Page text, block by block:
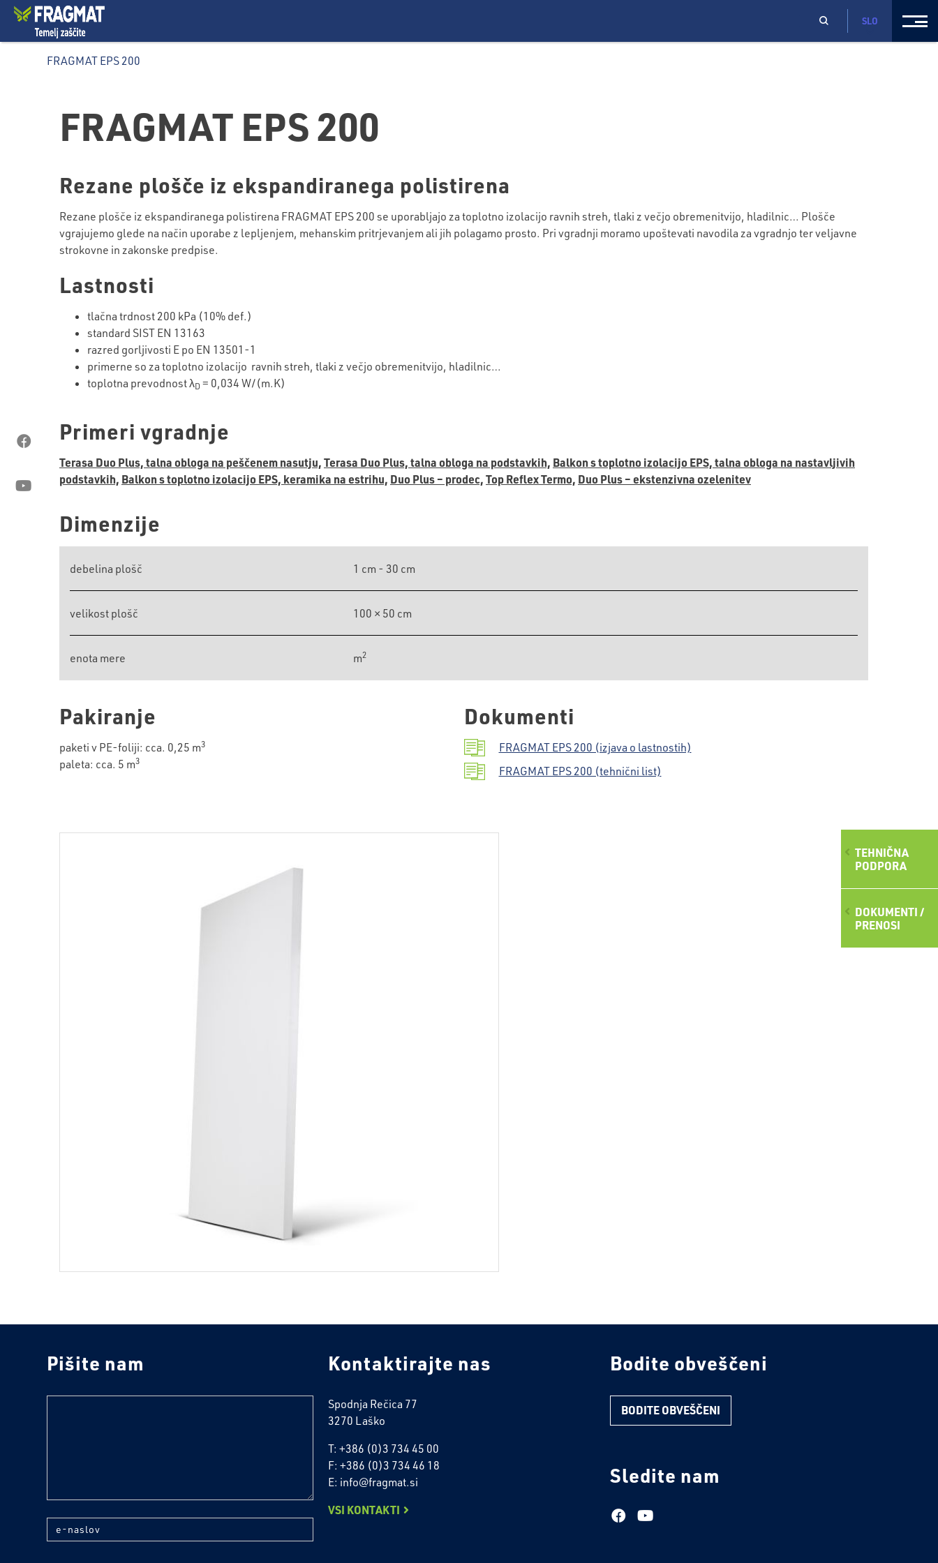
TEHNIČNA
PODPORA
DOKUMENTI /
PRENOSI
SLO
FRAGMAT EPS 200
FRAGMAT EPS 200
Rezane plošče iz ekspandiranega polistirena
Rezane plošče iz ekspandiranega polistirena FRAGMAT EPS 200 se uporabljajo za toplotno izolacijo ravnih streh, tlaki z večjo obremenitvijo, hladilnic… Plošče
vgrajujemo glede na način uporabe z lepljenjem, mehanskim pritrjevanjem ali jih polagamo prosto. Pri vgradnji moramo upoštevati navodila za vgradnjo ter veljavne
strokovne in zakonske predpise.
Lastnosti
tlačna trdnost 200 kPa (10% def.)
standard SIST EN 13163
razred gorljivosti E po EN 13501-1
primerne so za toplotno izolacijo ravnih streh, tlaki z večjo obremenitvijo, hladilnic…
toplotna prevodnost λD = 0,034 W/(m.K)
Primeri vgradnje
Terasa Duo Plus, talna obloga na peščenem nasutju,Terasa Duo Plus, talna obloga na podstavkih, Balkon s toplotno izolacijo EPS, talna obloga na nastavljivih
podstavkih, Balkon s toplotno izolacijo EPS, keramika na estrihu, Duo Plus – prodec,Top Reflex Termo, Duo Plus – ekstenzivna ozelenitev
Dimenzije
debelina plošč 1 cm - 30 cm
velikost plošč 100 × 50 cm
enota mere m2
Pakiranje
paketi v PE-foliji: cca. 0,25 m3
paleta: cca. 5 m3
Dokumenti
FRAGMAT EPS 200 (izjava o lastnostih)
FRAGMAT EPS 200 (tehnični list)
Pišite nam
e-naslov
Kontaktirajte nas
Spodnja Rečica 77
3270 Laško
T: +386 (0)3 734 45 00
F: +386 (0)3 734 46 18
E: info@fragmat.si
VSI KONTAKTI
Bodite obveščeni
BODITE OBVEŠČENI
Sledite nam